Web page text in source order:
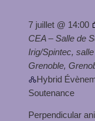
7 juillet @ 14:00
CEA – Salle de
Irig/Spintec,
Grenoble,
Hybrid
Soutenance
Perpendicular